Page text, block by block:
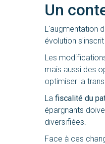
Un
L'augmentation
évolution
Les
mais aussi des
optimiser la
La fiscalité du
épargnants
diversifiées.
Face à ces